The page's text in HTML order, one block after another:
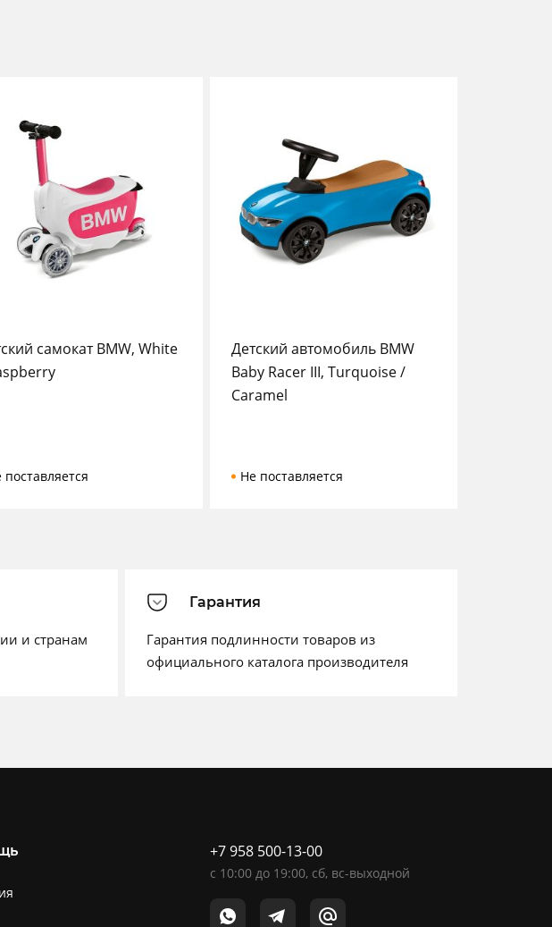
самокат BMW, White
поставляется
Детский автомобиль BMW
Baby Racer III, Turquoise /
Caramel
Не поставляется
и странам
Гарантия
Гарантия подлинности товаров из
официального каталога производителя
+7 958 500-13-00
c 10:00 до 19:00, сб, вс-выходной